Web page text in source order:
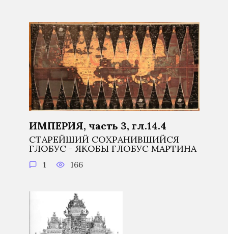
ИМПЕРИЯ, часть 3, гл.14.4
СТАРЕЙШИЙ СОХРАНИВШИЙСЯ
ГЛОБУС - ЯКОБЫ ГЛОБУС МАРТИНА
1 166